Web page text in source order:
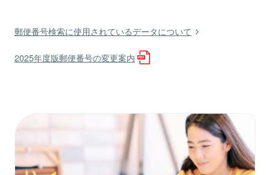
郵便番号検索に使用されているデータについて
2025年度版郵便番号の変更案内